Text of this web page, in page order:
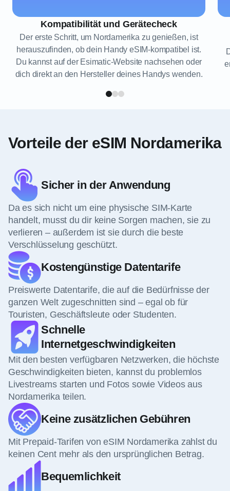
Kompatibilität und Gerätecheck
Der erste Schritt, um Nordamerika zu genießen, ist
herauszufinden, ob dein Handy eSIM-kompatibel ist.
Du kannst auf der Esimatic-Website nachsehen oder
dich direkt an den Hersteller deines Handys wenden.
Vorteile der eSIM Nordamerika
Sicher in der Anwendung
Da es sich nicht um eine physische SIM-Karte
handelt, musst du dir keine Sorgen machen, sie zu
verlieren – außerdem ist sie durch die beste
Verschlüsselung geschützt.
Kostengünstige Datentarife
Preiswerte Datentarife, die auf die Bedürfnisse der
ganzen Welt zugeschnitten sind – egal ob für
Touristen, Geschäftsleute oder Studenten.
Schnelle
Internetgeschwindigkeiten
Mit den besten verfügbaren Netzwerken, die höchste
Geschwindigkeiten bieten, kannst du problemlos
Livestreams starten und Fotos sowie Videos aus
Nordamerika teilen.
Keine zusätzlichen Gebühren
Mit Prepaid-Tarifen von eSIM Nordamerika zahlst du
keinen Cent mehr als den ursprünglichen Betrag.
Bequemlichkeit